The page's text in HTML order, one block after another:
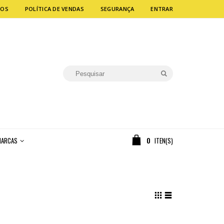
POLÍTICA DE VENDAS SEGURANÇA ENTRAR
0 ITEN(S)